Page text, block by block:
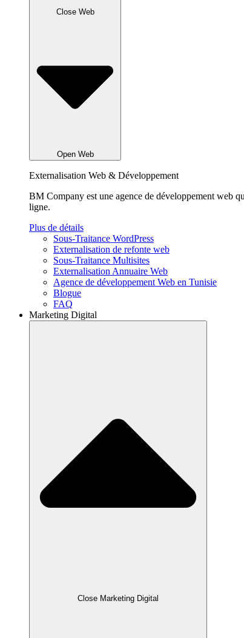
Close Web
Open Web
Externalisation Web & Développement
BM Company est une agence de développement web
ligne.
Plus de détails
Sous-Traitance WordPress
Externalisation de refonte web
Sous-Traitance Multisites
Externalisation Annuaire Web
Agence de développement Web en Tunisie
Blogue
FAQ
Marketing Digital
Close Marketing Digital